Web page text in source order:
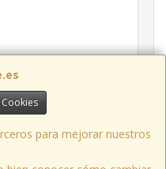
para mejorar nuestros